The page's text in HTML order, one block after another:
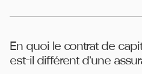
En quoi le contrat de
est-il différent d’une